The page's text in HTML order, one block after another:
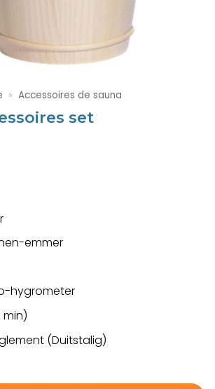
» Accessoires de sauna
set
emmer
hygrometer
min)
(Duitstalig)